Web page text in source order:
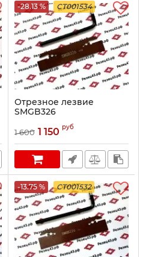
-28.13 % CT001534
Отрезное лезвие
SMGB326
1 600 1 150 руб
-13.75 % CT001532